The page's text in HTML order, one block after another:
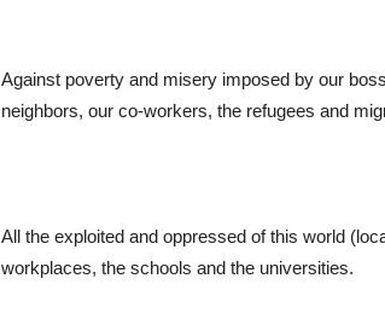
Against poverty and misery imposed by our
neighbors, our co-workers, the refugees and
All the exploited and oppressed of this world
workplaces, the schools and the universities.